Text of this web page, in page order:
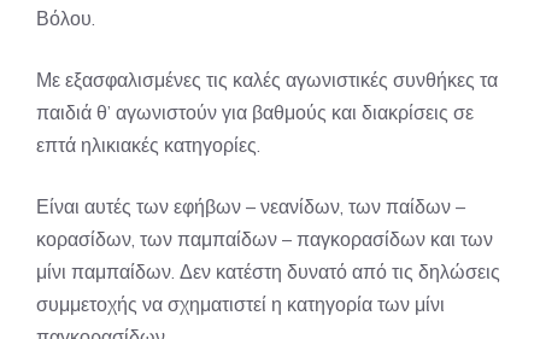
Βόλου.
Με εξασφαλισμένες τις καλές αγωνιστικές συνθήκες τα
παιδιά θ’ αγωνιστούν για βαθμούς και διακρίσεις σε
επτά ηλικιακές κατηγορίες.
Είναι αυτές των εφήβων – νεανίδων, των παίδων –
κορασίδων, των παμπαίδων – παγκορασίδων και των
μίνι παμπαίδων. Δεν κατέστη δυνατό από τις δηλώσεις
συμμετοχής να σχηματιστεί η κατηγορία των μίνι